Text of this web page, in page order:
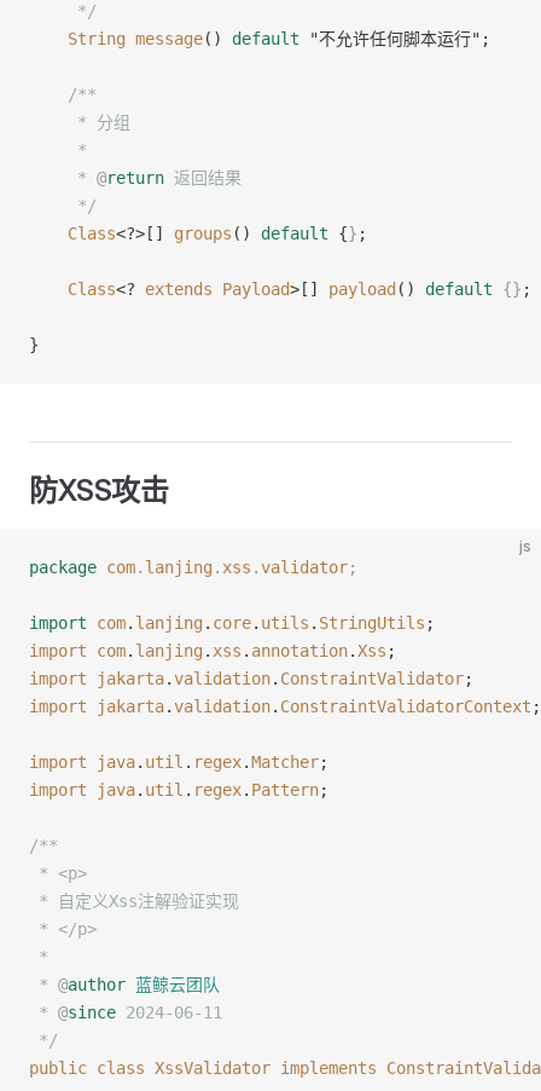
     */
    String
message() default "不允许任何脚本运行";
    /**
     * 分组
     *
     *
@return 返回结果
     */
    Class
<?>[] groups () default {} ;
    Class
<? extends Payload>[] payload () default {} ;
}
防XSS攻击
js
package com. lanjing . xss .validator;
import com. lanjing . core. utils . StringUtils ;
import com. lanjing . xss . annotation.Xss ;
import jakarta.validation. ConstraintValidator;
import jakarta.validation. ConstraintValidatorContext ;
import java. util . regex.Matcher;
import java. util . regex. Pattern;
/**
* <p>
* 自定义Xss注解验证实现
* </p>
*
* @author 蓝鲸云团队
* @since 2024-06-11
*/
public class XssValidator implements